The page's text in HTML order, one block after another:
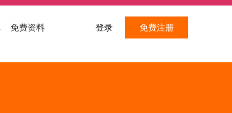
免费资料 登录 免费注册